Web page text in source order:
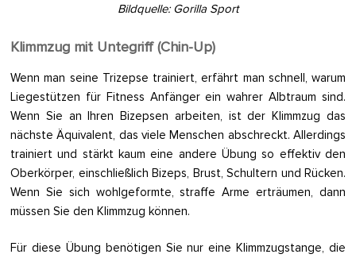
Bildquelle: Gorilla Sport
Klimmzug mit Untegriff (Chin-Up)
Wenn man seine Trizepse trainiert, erfährt man schnell, warum
Liegestützen für Fitness Anfänger ein wahrer Albtraum sind.
Wenn Sie an Ihren Bizepsen arbeiten, ist der Klimmzug das
nächste Äquivalent, das viele Menschen abschreckt. Allerdings
trainiert und stärkt kaum eine andere Übung so effektiv den
Oberkörper, einschließlich Bizeps, Brust, Schultern und Rücken.
Wenn Sie sich wohlgeformte, straffe Arme erträumen, dann
müssen Sie den Klimmzug können.
Für diese Übung benötigen Sie nur eine Klimmzugstange, die